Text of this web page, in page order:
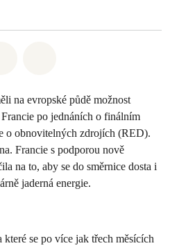
na evropské půdě možnost
po jednáních o finálním
o obnovitelných zdrojích (RED).
Francie s podporou nově
na to, aby se do směrnice dosta i
jaderná energie.
které se po více jak třech měsících